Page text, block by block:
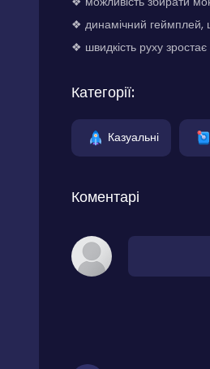
❖ динамічний геймплей,
❖ швидкість руху
Категорії:
Казуальні
Коментарі